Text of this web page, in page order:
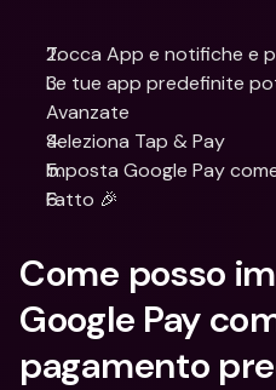
Tocca App e notifiche e
Le tue app predefinite
Avanzate
Seleziona Tap & Pay
Imposta Google Pay
Fatto 🎉
Come posso
Google Pay
pagamento